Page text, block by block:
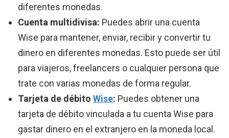
diferentes monedas.
Cuenta multidivisa: Puedes abrir una cuenta
Wise para mantener, enviar, recibir y convertir tu
dinero en diferentes monedas. Esto puede ser útil
para viajeros, freelancers o cualquier persona que
trate con varias monedas de forma regular.
Tarjeta de débito Wise: Puedes obtener una
tarjeta de débito vinculada a tu cuenta Wise para
gastar dinero en el extranjero en la moneda local.